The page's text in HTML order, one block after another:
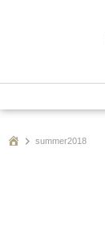
summer2018